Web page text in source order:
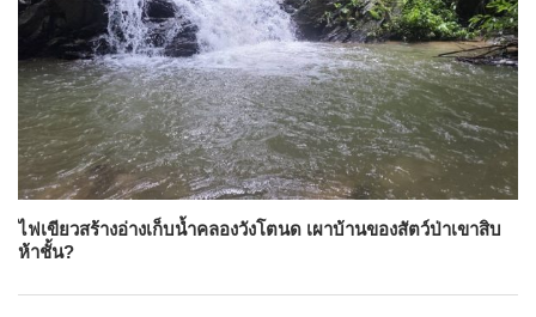
ไฟเขียวสร้างอ่างเก็บน้ำคลองวังโตนด เผาบ้านของสัตว์ป่าเขาสิบ
ห้าชั้น?